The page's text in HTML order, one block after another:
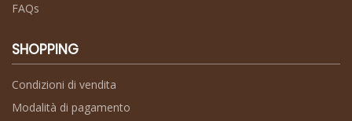
FAQs
SHOPPING
Condizioni di vendita
Modalità di pagamento